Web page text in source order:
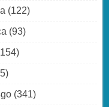
(122)
(93)
(341)